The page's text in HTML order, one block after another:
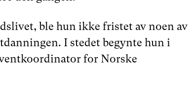
ble hun ikke fristet av noen av
I stedet begynte hun i
for Norske